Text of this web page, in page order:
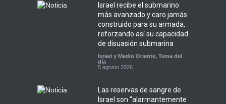
Israel recibe el submarino
más avanzado y caro jamás
construido para su armada,
reforzando así su capacidad
de disuasión submarina
Israel y Medio Oriente, Tema del
día
5 agosto 2026
Las reservas de sangre de
Israel son "alarmantemente